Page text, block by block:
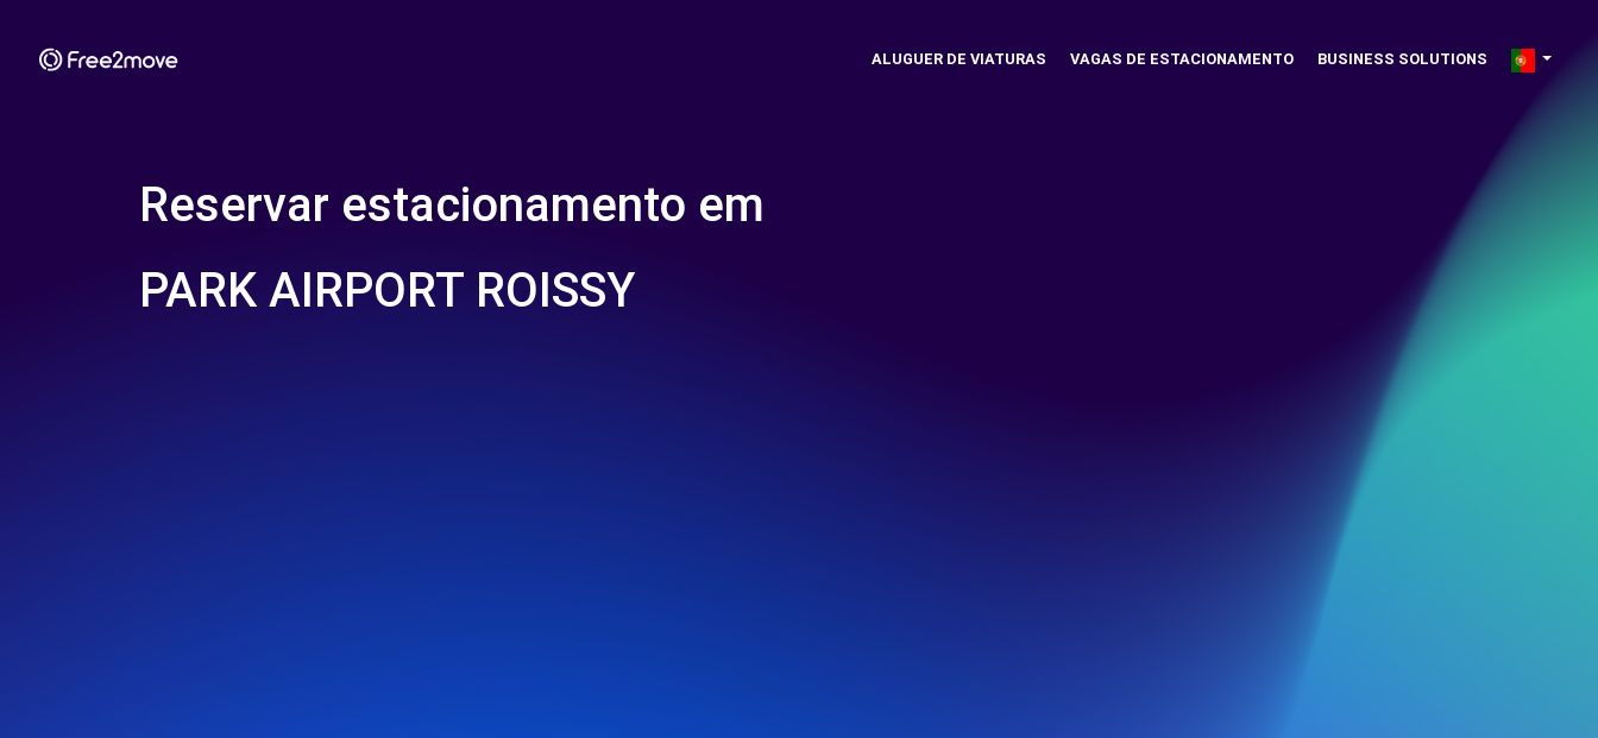
ALUGUER DE VIATURAS VAGAS DE ESTACIONAMENTO BUSINESS SOLUTIONS
Reservar estacionamento em
PARK AIRPORT ROISSY